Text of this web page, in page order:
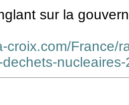
sur la
croix.com/France/